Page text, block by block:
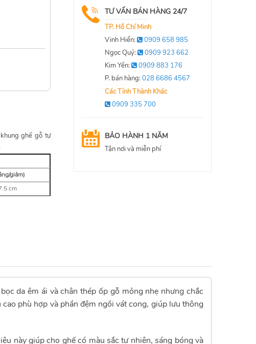
ghế gỗ tự
giảm)
cm
TƯ VẤN BÁN HÀNG 24/7
TP. Hồ Chí Minh
Vinh Hiển:
0909 658 985
Ngọc Quý:
0909 923 662
Kim Yến:
0909 883 176
P. bán hàng: 028 6686 4567
Các Tỉnh Thành Khác
0909 335 700
BẢO HÀNH 1 NĂM
Tận nơi và miễn phí
da êm ái và chân thép ốp gỗ mỏng nhẹ nhưng chắc
phù hợp và phần đệm ngồi vát cong, giúp lưu thông
này giúp cho ghế có màu sắc tự nhiên, sáng bóng và